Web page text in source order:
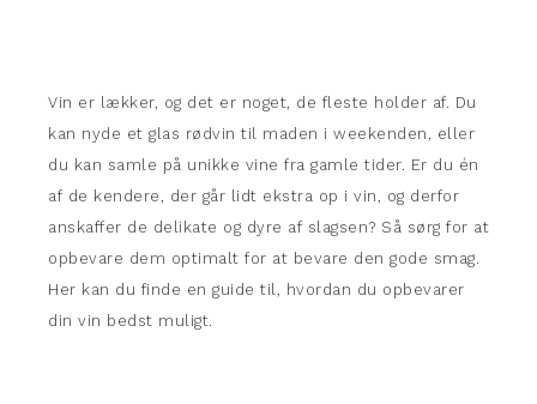
Vin er lækker, og det er noget, de fleste holder af. Du
kan nyde et glas rødvin til maden i weekenden, eller
du kan samle på unikke vine fra gamle tider. Er du én
af de kendere, der går lidt ekstra op i vin, og derfor
anskaffer de delikate og dyre af slagsen? Så sørg for at
opbevare dem optimalt for at bevare den gode smag.
Her kan du finde en guide til, hvordan du opbevarer
din vin bedst muligt.